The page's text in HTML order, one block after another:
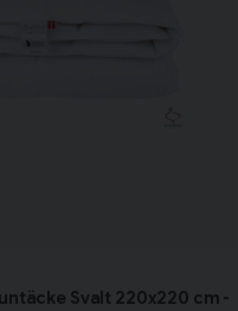
Svalt 220x220 cm -